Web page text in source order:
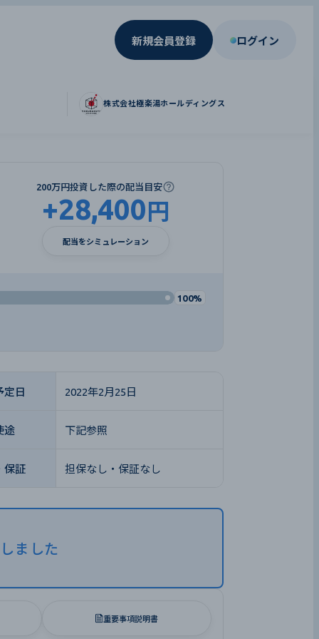
新規会員登録 ログイン
株式会社極楽湯ホールディングス
200万円投資した際の配当目安
+28,400 円
配当をシミュレーション
100%
定日 2022年2月25日
途 下記参照
保証 担保なし・保証なし
ました
重要事項説明書